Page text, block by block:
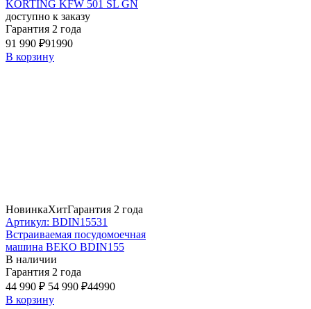
KORTING KFW 501 SL GN
доступно к заказу
Гарантия 2 года
91 990 ₽91990
В корзину
НовинкаХитГарантия 2 года
Артикул: BDIN15531
Встраиваемая посудомоечная
машина BEKO BDIN155
В наличии
Гарантия 2 года
44 990 ₽ 54 990 ₽44990
В корзину